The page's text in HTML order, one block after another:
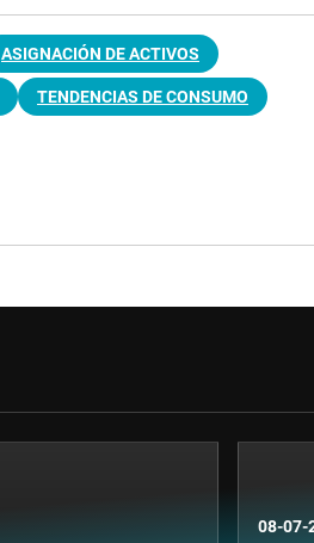
ASIGNACIÓN DE ACTIVOS
TENDENCIAS DE CONSUMO
08-07-